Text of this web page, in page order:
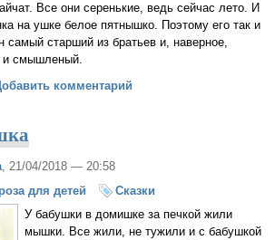
Все они серенькие, ведь сейчас лето. И
на ушке белое пятнышко. Поэтому его так и
самый старший из братьев и, наверное,
и смышленый.
Ушко комментарий
, 21/04/2018 — 20:58
для детей
Сказки
У бабушки в домишке за печкой жили
мышки. Все жили, не тужили и с бабушкой